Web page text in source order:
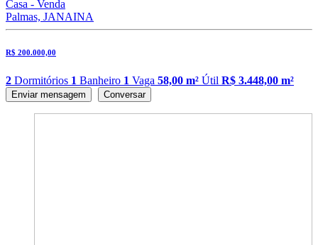
Casa - Venda
Palmas, JANAINA
R$ 200.000,00
2 Dormitórios 1 Banheiro 1 Vaga 58,00 m² Útil R$ 3.448,00 m²
Enviar mensagem Conversar